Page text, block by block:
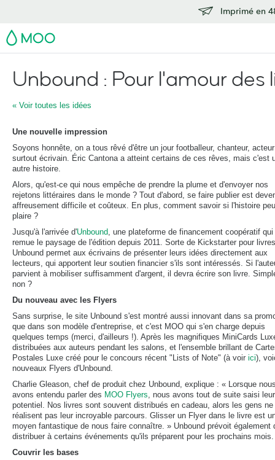
Imprimé en
MOO
Unbound : Pour l'amour des
« Voir toutes les idées
Une nouvelle impression
Soyons honnête, on a tous rêvé d'être un jour footballeur, chanteur,
surtout écrivain. Éric Cantona a atteint certains de ces rêves, mais c'est
autre histoire.
Alors, qu'est-ce qui nous empêche de prendre la plume et d'envoyer nos
rejetons littéraires dans le monde ? Tout d'abord, se faire publier est
affreusement difficile et coûteux. En plus, comment savoir si l'histoire
plaire ?
Jusqu'à l'arrivée d'Unbound, une plateforme de financement coopératif qui
remue le paysage de l'édition depuis 2011. Sorte de Kickstarter pour
Unbound permet aux écrivains de présenter leurs idées directement aux
lecteurs, qui apportent leur soutien financier s'ils sont intéressés. Si
parvient à mobiliser suffisamment d'argent, il devra écrire son livre.
non ?
Du nouveau avec les Flyers
Sans surprise, le site Unbound s'est montré aussi innovant dans sa
que dans son modèle d'entreprise, et c'est MOO qui s'en charge depuis
quelques temps (merci, d'ailleurs !). Après les magnifiques MiniCards
distribuées aux auteurs pendant les salons, et l'ensemble brillant de
Postales Luxe créé pour le concours récent "Lists of Note" (à voir ici),
nouveaux Flyers d'Unbound.
Charlie Gleason, chef de produit chez Unbound, explique : « Lorsque
avons entendu parler des MOO Flyers, nous avons tout de suite saisi leur
potentiel. Nos livres sont souvent distribués en cadeau, alors les gens ne
réalisent pas leur incroyable parcours. Glisser un Flyer dans le livre est
moyen fantastique de nous faire connaître. » Unbound prévoit également
distribuer à certains événements qu'ils préparent pour les prochains mois.
Couvrir les bases